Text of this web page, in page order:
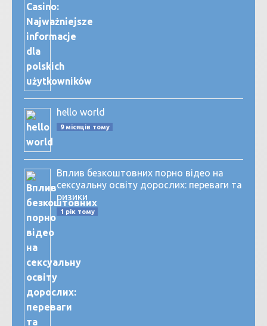
hello world
9 місяців тому
Вплив безкоштовних порно відео на
сексуальну освіту дорослих: переваги та
ризики
1 рік тому